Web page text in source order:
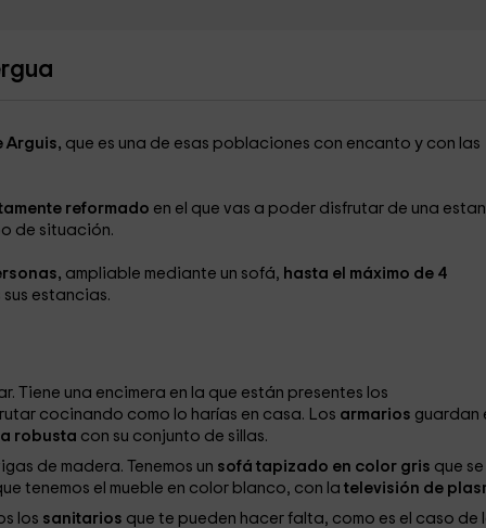
Arguis, que es una de esas poblaciones con encanto y con las
reformado en el que vas a poder disfrutar de una
de situación.
ampliable mediante un sofá, hasta el máximo de 4
estancias.
Tiene una encimera en la que están presentes los
cocinando como lo harías en casa. Los armarios guardan
robusta con su conjunto de sillas.
de madera. Tenemos un sofá tapizado en color gris que se
tenemos el mueble en color blanco, con la televisión de
los sanitarios que te pueden hacer falta, como es el caso de